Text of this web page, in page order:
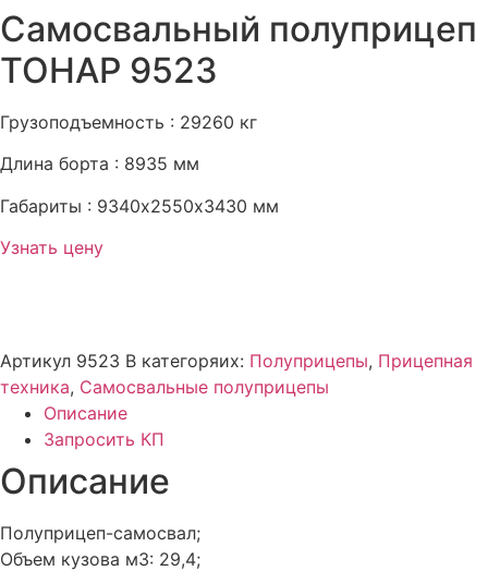
Самосвальный полуприцеп
ТОНАР 9523
Грузоподъемность : 29260 кг
Длина борта : 8935 мм
Габариты : 9340х2550х3430 мм
Узнать цену
Артикул 9523 В категоряих: Полуприцепы, Прицепная
техника, Самосвальные полуприцепы
Описание
Запросить КП
Описание
Полуприцеп-самосвал;
Объем кузова м3: 29,4;